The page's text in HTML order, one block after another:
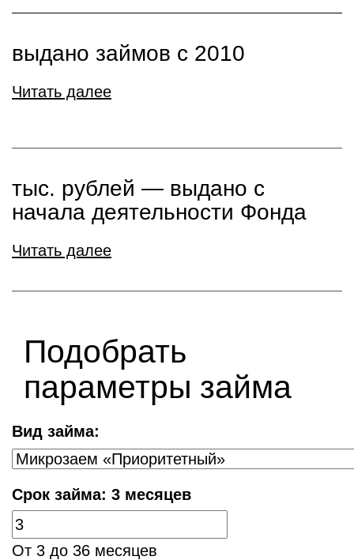
выдано займов с 2010
Читать далее
тыс. рублей ― выдано с
начала деятельности Фонда
Читать далее
Подобрать
параметры займа
Вид займа:
Срок займа: 3 месяцев
От 3 до 36 месяцев